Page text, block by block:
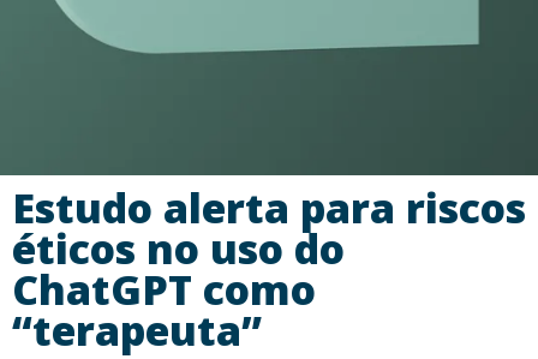
Estudo alerta para riscos
éticos no uso do
ChatGPT como
“terapeuta”